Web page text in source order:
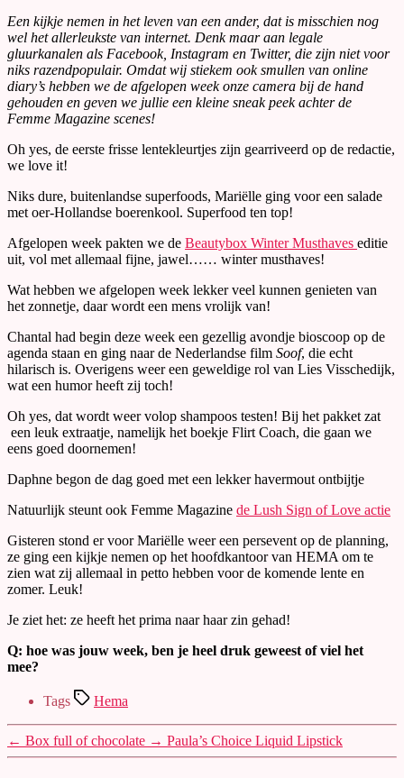
Een kijkje nemen in het leven van een ander, dat is misschien nog
wel het allerleukste van internet. Denk maar aan legale
gluurkanalen als Facebook, Instagram en Twitter, die zijn niet voor
niks razendpopulair. Omdat wij stiekem ook smullen van online
diary’s hebben we de afgelopen week onze camera bij de hand
gehouden en geven we jullie een kleine sneak peek achter de
Femme Magazine scenes!
Oh yes, de eerste frisse lentekleurtjes zijn gearriveerd op de redactie,
we love it!
Niks dure, buitenlandse superfoods, Mariëlle ging voor een salade
met oer-Hollandse boerenkool. Superfood ten top!
Afgelopen week pakten we de Beautybox Winter Musthaves editie
uit, vol met allemaal fijne, jawel…… winter musthaves!
Wat hebben we afgelopen week lekker veel kunnen genieten van
het zonnetje, daar wordt een mens vrolijk van!
Chantal had begin deze week een gezellig avondje bioscoop op de
agenda staan en ging naar de Nederlandse film Soof, die echt
hilarisch is. Overigens weer een geweldige rol van Lies Visschedijk,
wat een humor heeft zij toch!
Oh yes, dat wordt weer volop shampoos testen! Bij het pakket zat
een leuk extraatje, namelijk het boekje Flirt Coach, die gaan we
eens goed doornemen!
Daphne begon de dag goed met een lekker havermout ontbijtje
Natuurlijk steunt ook Femme Magazine de Lush Sign of Love actie
Gisteren stond er voor Mariëlle weer een persevent op de planning,
ze ging een kijkje nemen op het hoofdkantoor van HEMA om te
zien wat zij allemaal in petto hebben voor de komende lente en
zomer. Leuk!
Je ziet het: ze heeft het prima naar haar zin gehad!
Q: hoe was jouw week, ben je heel druk geweest of viel het
mee?
Tags Hema
← Box full of chocolate → Paula’s Choice Liquid Lipstick